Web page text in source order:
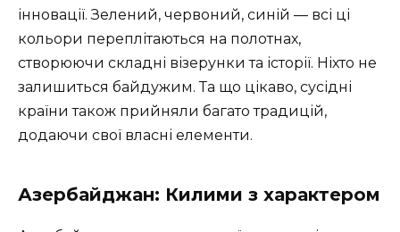
інновації. Зелений, червоний, синій — всі ці
кольори переплітаються на полотнах,
створюючи складні візерунки та історії. Ніхто не
залишиться байдужим. Та що цікаво, сусідні
країни також прийняли багато традицій,
додаючи свої власні елементи.
Азербайджан: Килими з характером